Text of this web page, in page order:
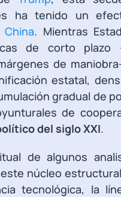
ha tenido un
China. Mientras
de corto plazo
de
estatal,
gradual de
de
del siglo XXI.
de algunos
núcleo
tecnológica, la